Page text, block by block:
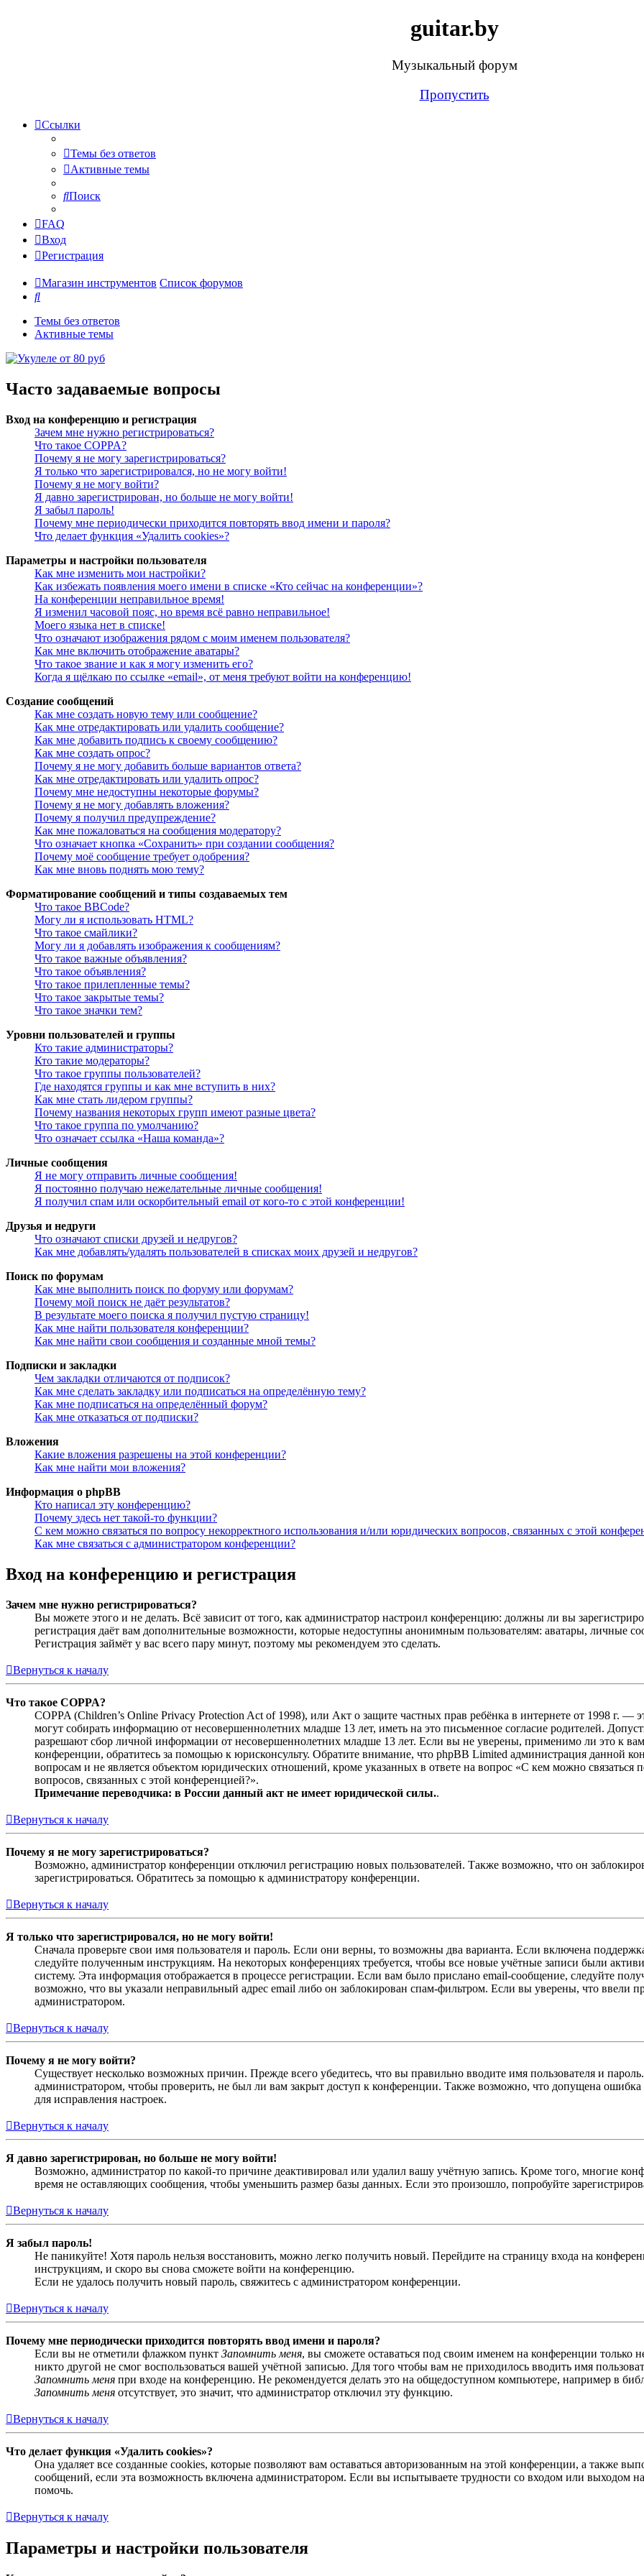
guitar.by
Музыкальный форум
Пропустить
Ссылки
Темы без ответов
Активные темы
Поиск
FAQ
Вход
Регистрация
Магазин инструментов Список форумов
Поиск
Темы без ответов
Активные темы
Часто задаваемые вопросы
Вход на конференцию и регистрация
Зачем мне нужно регистрироваться?
Что такое COPPA?
Почему я не могу зарегистрироваться?
Я только что зарегистрировался, но не могу войти!
Почему я не могу войти?
Я давно зарегистрирован, но больше не могу войти!
Я забыл пароль!
Почему мне периодически приходится повторять ввод имени и пароля?
Что делает функция «Удалить cookies»?
Параметры и настройки пользователя
Как мне изменить мои настройки?
Как избежать появления моего имени в списке «Кто сейчас на конференции»?
На конференции неправильное время!
Я изменил часовой пояс, но время всё равно неправильное!
Моего языка нет в списке!
Что означают изображения рядом с моим именем пользователя?
Как мне включить отображение аватары?
Что такое звание и как я могу изменить его?
Когда я щёлкаю по ссылке «email», от меня требуют войти на конференцию!
Создание сообщений
Как мне создать новую тему или сообщение?
Как мне отредактировать или удалить сообщение?
Как мне добавить подпись к своему сообщению?
Как мне создать опрос?
Почему я не могу добавить больше вариантов ответа?
Как мне отредактировать или удалить опрос?
Почему мне недоступны некоторые форумы?
Почему я не могу добавлять вложения?
Почему я получил предупреждение?
Как мне пожаловаться на сообщения модератору?
Что означает кнопка «Сохранить» при создании сообщения?
Почему моё сообщение требует одобрения?
Как мне вновь поднять мою тему?
Форматирование сообщений и типы создаваемых тем
Что такое BBCode?
Могу ли я использовать HTML?
Что такое смайлики?
Могу ли я добавлять изображения к сообщениям?
Что такое важные объявления?
Что такое объявления?
Что такое прилепленные темы?
Что такое закрытые темы?
Что такое значки тем?
Уровни пользователей и группы
Кто такие администраторы?
Кто такие модераторы?
Что такое группы пользователей?
Где находятся группы и как мне вступить в них?
Как мне стать лидером группы?
Почему названия некоторых групп имеют разные цвета?
Что такое группа по умолчанию?
Что означает ссылка «Наша команда»?
Личные сообщения
Я не могу отправить личные сообщения!
Я постоянно получаю нежелательные личные сообщения!
Я получил спам или оскорбительный email от кого-то с этой конференции!
Друзья и недруги
Что означают списки друзей и недругов?
Как мне добавлять/удалять пользователей в списках моих друзей и недругов?
Поиск по форумам
Как мне выполнить поиск по форуму или форумам?
Почему мой поиск не даёт результатов?
В результате моего поиска я получил пустую страницу!
Как мне найти пользователя конференции?
Как мне найти свои сообщения и созданные мной темы?
Подписки и закладки
Чем закладки отличаются от подписок?
Как мне сделать закладку или подписаться на определённую тему?
Как мне подписаться на определённый форум?
Как мне отказаться от подписки?
Вложения
Какие вложения разрешены на этой конференции?
Как мне найти мои вложения?
Информация о phpBB
Кто написал эту конференцию?
Почему здесь нет такой-то функции?
С кем можно связаться по вопросу некорректного использования и/или юридических вопросов, связанных с этой
Как мне связаться с администратором конференции?
Вход на конференцию и регистрация
Зачем мне нужно регистрироваться?
Вы можете этого и не делать. Всё зависит от того, как администратор настроил конференцию: должны ли вы
регистрация даёт вам дополнительные возможности, которые недоступны анонимным пользователям: аватары, личные
Регистрация займёт у вас всего пару минут, поэтому мы рекомендуем это сделать.
Вернуться к началу
Что такое COPPA?
COPPA (Children’s Online Privacy Protection Act of 1998), или Акт о защите частных прав ребёнка в интернете от 1998 г.
могут собирать информацию от несовершеннолетних младше 13 лет, иметь на это письменное согласие родителей.
разрешают сбор личной информации от несовершеннолетних младше 13 лет. Если вы не уверены, применимо ли это к
конференции, обратитесь за помощью к юрисконсульту. Обратите внимание, что phpBB Limited администрация данной
вопросам и не является объектом юридических отношений, кроме указанных в ответе на вопрос «С кем можно связаться
вопросов, связанных с этой конференцией?».
Примечание переводчика: в России данный акт не имеет юридической силы..
Вернуться к началу
Почему я не могу зарегистрироваться?
Возможно, администратор конференции отключил регистрацию новых пользователей. Также возможно, что он
зарегистрироваться. Обратитесь за помощью к администратору конференции.
Вернуться к началу
Я только что зарегистрировался, но не могу войти!
Сначала проверьте свои имя пользователя и пароль. Если они верны, то возможны два варианта. Если включена
следуйте полученным инструкциям. На некоторых конференциях требуется, чтобы все новые учётные записи были
систему. Эта информация отображается в процессе регистрации. Если вам было прислано email-сообщение, следуйте
возможно, что вы указали неправильный адрес email либо он заблокирован спам-фильтром. Если вы уверены, что ввели
администратором.
Вернуться к началу
Почему я не могу войти?
Существует несколько возможных причин. Прежде всего убедитесь, что вы правильно вводите имя пользователя и
администратором, чтобы проверить, не был ли вам закрыт доступ к конференции. Также возможно, что допущена
для исправления настроек.
Вернуться к началу
Я давно зарегистрирован, но больше не могу войти!
Возможно, администратор по какой-то причине деактивировал или удалил вашу учётную запись. Кроме того, многие
время не оставляющих сообщения, чтобы уменьшить размер базы данных. Если это произошло, попробуйте
Вернуться к началу
Я забыл пароль!
Не паникуйте! Хотя пароль нельзя восстановить, можно легко получить новый. Перейдите на страницу входа на
инструкциям, и скоро вы снова сможете войти на конференцию.
Если не удалось получить новый пароль, свяжитесь с администратором конференции.
Вернуться к началу
Почему мне периодически приходится повторять ввод имени и пароля?
Если вы не отметили флажком пункт Запомнить меня, вы сможете оставаться под своим именем на конференции только
никто другой не смог воспользоваться вашей учётной записью. Для того чтобы вам не приходилось вводить имя
Запомнить меня при входе на конференцию. Не рекомендуется делать это на общедоступном компьютере, например в
Запомнить меня отсутствует, это значит, что администратор отключил эту функцию.
Вернуться к началу
Что делает функция «Удалить cookies»?
Она удаляет все созданные cookies, которые позволяют вам оставаться авторизованным на этой конференции, а также
сообщений, если эта возможность включена администратором. Если вы испытываете трудности со входом или выходом
помочь.
Вернуться к началу
Параметры и настройки пользователя